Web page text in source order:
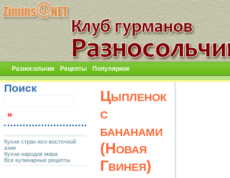
Разносольчик Рецепты Популярное
Цыпленок
с
бананами
(Новая
Гвинея)
Поиск
Кухня стран юго-восточной
азии
Кухни народов мира
Все кулинарные рецепты